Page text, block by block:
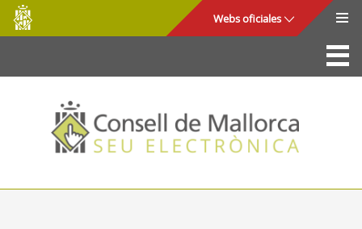
Saltar al contenido principal
Consell
de
Mallorca
Webs oficiales
La Sede
Consejo de Mallorca
Acceso y seguridad
Utilidades